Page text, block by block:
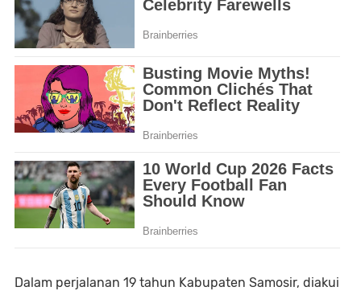
Dalam perjalanan 19 tahun Kabupaten Samosir, diakui